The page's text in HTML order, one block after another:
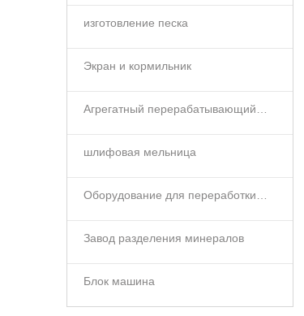
изготовление песка
Экран и кормильник
шлифовая мельница
Завод разделения минералов
Блок машина